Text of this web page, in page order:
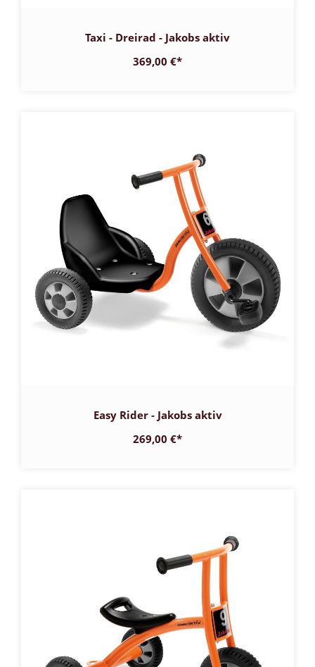
Taxi - Dreirad - Jakobs aktiv
369,00 €*
Easy Rider - Jakobs aktiv
269,00 €*